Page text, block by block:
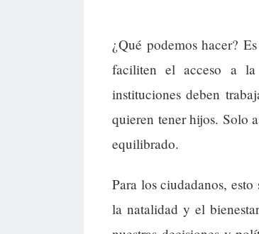
¿Qué podemos hacer?
faciliten el acceso a
instituciones deben
quieren tener hijos. Solo
equilibrado.
Para los ciudadanos,
la natalidad y el